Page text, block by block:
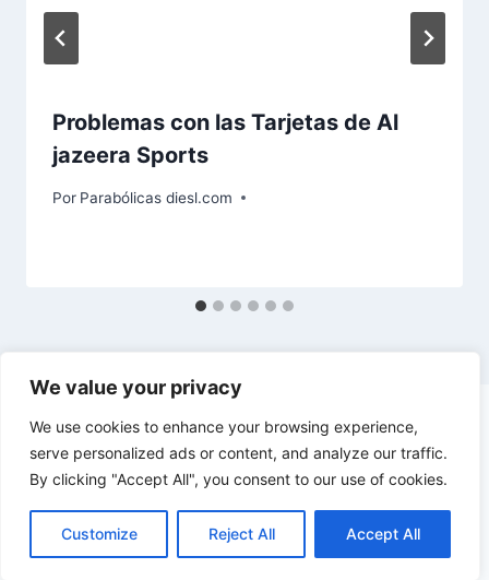
We value your privacy
We use cookies to enhance your browsing experience,
serve personalized ads or content, and analyze our traffic.
By clicking "Accept All", you consent to our use of cookies.
Customize Reject All Accept All
Problemas con las Tarjetas de Al
jazeera Sports
Por Parabólicas diesl.com
© 2026 diesl.com - Tema para WordPress por
Kadence WP